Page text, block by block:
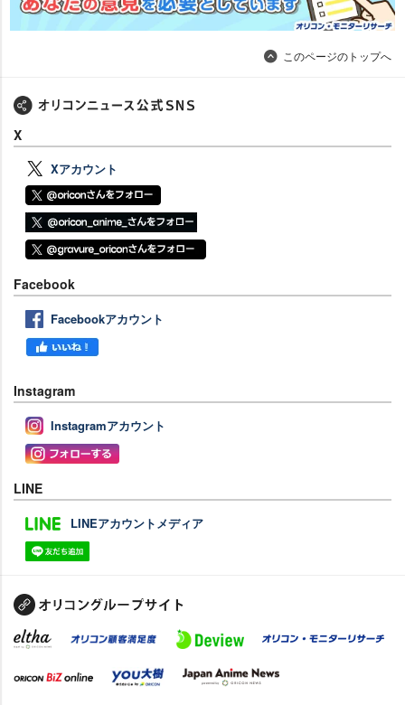
このページのトップへ
X
Xアカウント
Facebook
Facebookアカウント
Instagram
Instagramアカウント
LINE
LINEアカウントメディア